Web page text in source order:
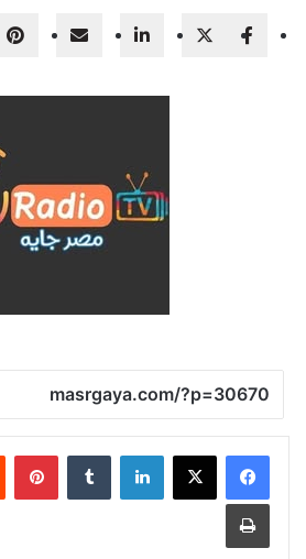
لينكدإن
طباعة